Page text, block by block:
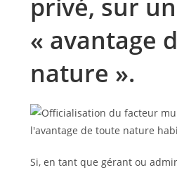
privé, sur un
« avantage
nature ».
Si, en tant que gérant ou